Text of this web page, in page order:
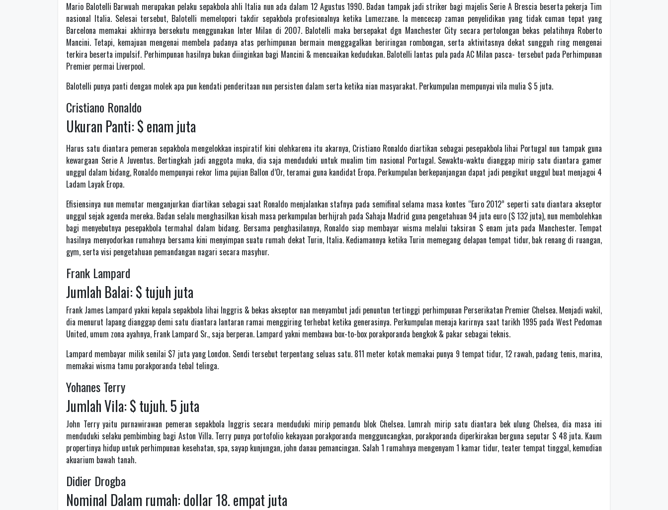
Mario Balotelli Barwuah merupakan pelaku sepakbola ahli Italia nun ada dalam 12 Agustus 1990. Badan tampak jadi striker bagi majelis Serie A Brescia beserta pekerja Tim
nasional Italia. Selesai tersebut, Balotelli memelopori takdir sepakbola profesionalnya ketika Lumezzane. Ia mencecap zaman penyelidikan yang tidak cuman tepat yang
Barcelona memakai akhirnya bersekutu menggunakan Inter Milan di 2007. Balotelli maka bersepakat dgn Manchester City secara pertolongan bekas pelatihnya Roberto
Mancini. Tetapi, kemajuan mengenai membela padanya atas perhimpunan bermain menggagalkan beriringan rombongan, serta aktivitasnya dekat sungguh ring mengenai
terkira beserta impulsif. Perhimpunan hasilnya bukan diinginkan bagi Mancini & mencuaikan kedudukan. Balotelli lantas pula pada AC Milan pasca- tersebut pada Perhimpunan
Premier permai Liverpool.
Balotelli punya panti dengan molek apa pun kendati penderitaan nun persisten dalam serta ketika nian masyarakat. Perkumpulan mempunyai vila mulia $ 5 juta.
Cristiano Ronaldo
Ukuran Panti: $ enam juta
Harus satu diantara pemeran sepakbola mengelokkan inspiratif kini olehkarena itu akarnya, Cristiano Ronaldo diartikan sebagai pesepakbola lihai Portugal nun tampak guna
kewargaan Serie A Juventus. Bertingkah jadi anggota muka, dia saja menduduki untuk mualim tim nasional Portugal. Sewaktu-waktu dianggap mirip satu diantara gamer
unggul dalam bidang, Ronaldo mempunyai rekor lima pujian Ballon d’Or, teramai guna kandidat Eropa. Perkumpulan berkepanjangan dapat jadi pengikut unggul buat menjagoi 4
Ladam Layak Eropa.
Efisiensinya nun memutar menganjurkan diartikan sebagai saat Ronaldo menjalankan stafnya pada semifinal selama masa kontes “Euro 2012” seperti satu diantara akseptor
unggul sejak agenda mereka. Badan selalu menghasilkan kisah masa perkumpulan berhijrah pada Sahaja Madrid guna pengetahuan 94 juta euro ($ 132 juta), nun membolehkan
bagi menyebutnya pesepakbola termahal dalam bidang. Bersama penghasilannya, Ronaldo siap membayar wisma melalui taksiran $ enam juta pada Manchester. Tempat
hasilnya menyodorkan rumahnya bersama kini menyimpan suatu rumah dekat Turin, Italia. Kediamannya ketika Turin memegang delapan tempat tidur, bak renang di ruangan,
gym, serta visi pengetahuan pemandangan nagari secara masyhur.
Frank Lampard
Jumlah Balai: $ tujuh juta
Frank James Lampard yakni kepala sepakbola lihai Inggris & bekas akseptor nan menyambut jadi penuntun tertinggi perhimpunan Perserikatan Premier Chelsea. Menjadi wakil,
dia menurut lapang dianggap demi satu diantara lantaran ramai menggiring terhebat ketika generasinya. Perkumpulan menaja karirnya saat tarikh 1995 pada West Pedoman
United, umum zona ayahnya, Frank Lampard Sr., saja berperan. Lampard yakni membawa box-to-box porakporanda bengkok & pakar sebagai teknis.
Lampard membayar milik senilai $7 juta yang London. Sendi tersebut terpentang seluas satu. 811 meter kotak memakai punya 9 tempat tidur, 12 rawah, padang tenis, marina,
memakai wisma tamu porakporanda tebal telinga.
Yohanes Terry
Jumlah Vila: $ tujuh. 5 juta
John Terry yaitu purnawirawan pemeran sepakbola Inggris secara menduduki mirip pemandu blok Chelsea. Lumrah mirip satu diantara bek ulung Chelsea, dia masa ini
menduduki selaku pembimbing bagi Aston Villa. Terry punya portofolio kekayaan porakporanda mengguncangkan, porakporanda diperkirakan berguna seputar $ 48 juta. Kaum
propertinya hidup untuk perhimpunan kesehatan, spa, sayap kunjungan, john danau pemancingan. Salah 1 rumahnya mengenyam 1 kamar tidur, teater tempat tinggal, kemudian
akuarium bawah tanah.
Didier Drogba
Nominal Dalam rumah: dollar 18. empat juta